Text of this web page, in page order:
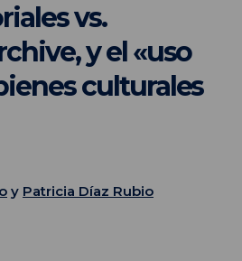
vs.
y el «uso
culturales
y Patricia Díaz Rubio